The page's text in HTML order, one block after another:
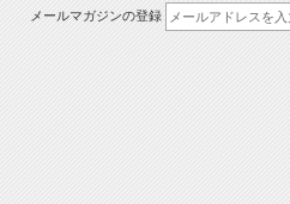
メールマガジンの登録